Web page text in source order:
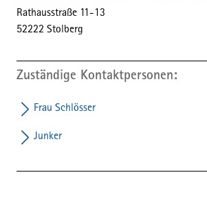
Straße:
Rathausstraße Hausnummer:
11-13
PLZ:
52222 Ort:
Stolberg
Zuständige Kontaktpersonen
Frau Schlösser
Junker